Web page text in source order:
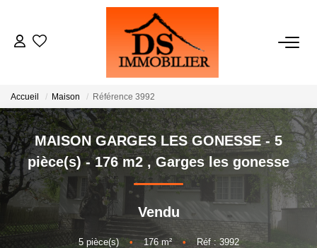
ACHATS
LOCATIONS
ESTIMATION
GESTION
NOTRE AGENCE
Accueil Maison Référence 3992
MAISON GARGES LES GONESSE - 5
pièce(s) - 176 m2, Garges les gonesse
Vendu
5pièce(s) • 176m² • Réf : 3992